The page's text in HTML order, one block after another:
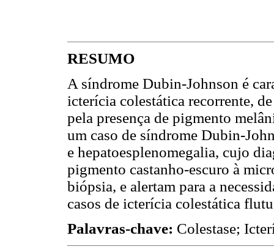
RESUMO
A síndrome Dubin-Johnson é
icterícia colestática recorrente,
pela presença de pigmento
um caso de síndrome Dubin-
e hepatoesplenomegalia, cujo
pigmento castanho-escuro à
biópsia, e alertam para a
casos de icterícia colestática
Palavras-chave: Colestase;